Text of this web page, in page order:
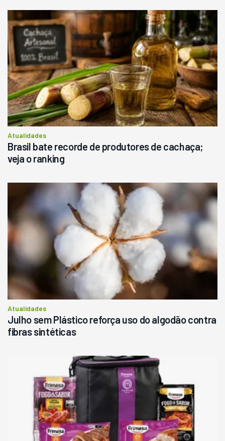
Atualidades
Brasil bate recorde de produtores de cachaça;
veja o ranking
Atualidades
Julho sem Plástico reforça uso do algodão contra
fibras sintéticas